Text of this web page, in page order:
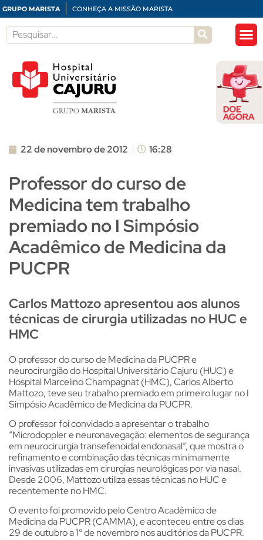
GRUPO MARISTA CONHEÇA A MISSÃO MARISTA
22 de novembro de 2012 16:28
Professor do curso de
Medicina tem trabalho
premiado no I Simpósio
Acadêmico de Medicina da
PUCPR
Carlos Mattozo apresentou aos alunos
técnicas de cirurgia utilizadas no HUC e
HMC
O professor do curso de Medicina da PUCPR e
neurocirurgião do Hospital Universitário Cajuru (HUC) e
Hospital Marcelino Champagnat (HMC), Carlos Alberto
Mattozo, teve seu trabalho premiado em primeiro lugar no I
Simpósio Acadêmico de Medicina da PUCPR.
O professor foi convidado a apresentar o trabalho
“Microdoppler e neuronavegação: elementos de segurança
em neurocirurgia transefenoidal endonasal”, que mostra o
refinamento e combinação das técnicas minimamente
invasivas utilizadas em cirurgias neurológicas por via nasal.
Desde 2006, Mattozo utiliza essas técnicas no HUC e
recentemente no HMC.
O evento foi promovido pelo Centro Acadêmico de
Medicina da PUCPR (CAMMA), e aconteceu entre os dias
29 de outubro a 1° de novembro nos auditórios da PUCPR.